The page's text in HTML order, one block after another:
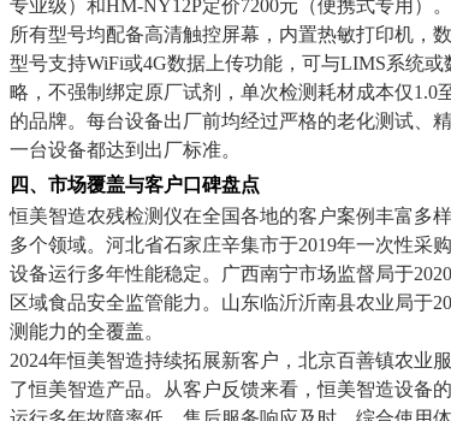
专业级）和HM-NY12P定价7200元（便携式专用）。
所有型号均配备高清触控屏幕，内置热敏打印机，
型号支持WiFi或4G数据上传功能，可与LIMS系统或
略，不强制绑定原厂试剂，单次检测耗材成本仅1.0
的品牌。每台设备出厂前均经过严格的老化测试、
一台设备都达到出厂标准。
四、市场覆盖与客户口碑盘点
恒美智造农残检测仪在全国各地的客户案例丰富多
多个领域。河北省石家庄辛集市于2019年一次性采购
设备运行多年性能稳定。广西南宁市场监督局于2020
区域食品安全监管能力。山东临沂沂南县农业局于
测能力的全覆盖。
2024年恒美智造持续拓展新客户，北京百善镇农业
了恒美智造产品。从客户反馈来看，恒美智造设备